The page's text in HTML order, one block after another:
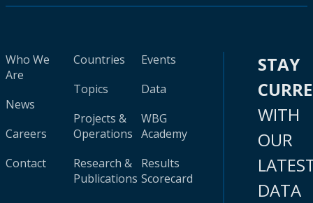
Who We
Are
News
Careers
Contact
Countries
Topics
Projects &
Operations
Research &
Publications
Events
Data
WBG
Academy
Results
Scorecard
STAY
WITH
OUR
DATA